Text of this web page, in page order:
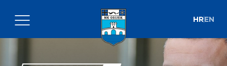
HREN